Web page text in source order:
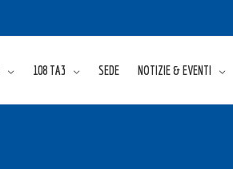
108 TA3 SEDE NOTIZIE & EVENTI